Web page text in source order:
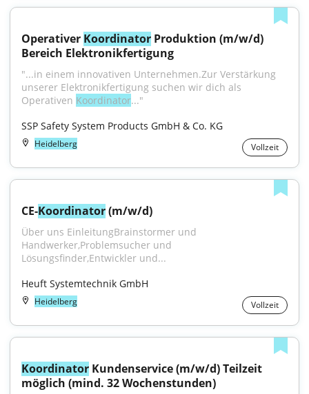
Operativer Koordinator Produktion (m/w/d)
Bereich Elektronikfertigung
"...in einem innovativen Unternehmen.Zur Verstärkung
unserer Elektronikfertigung suchen wir dich als
Operativen Koordinator..."
SSP Safety System Products GmbH & Co. KG
Heidelberg Vollzeit
CE-Koordinator (m/w/d)
Über uns EinleitungBrainstormer und
Handwerker,Problemsucher und
Lösungsfinder,Entwickler und...
Heuft Systemtechnik GmbH
Heidelberg Vollzeit
Koordinator Kundenservice (m/w/d) Teilzeit
möglich (mind. 32 Wochenstunden)